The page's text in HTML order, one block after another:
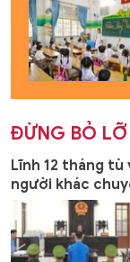
ĐỪNG BỎ LỠ
Lĩnh 12 tháng
người khác